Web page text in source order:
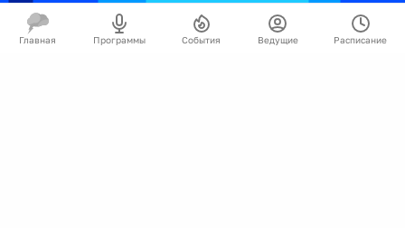
Главная Программы События Ведущие Расписание